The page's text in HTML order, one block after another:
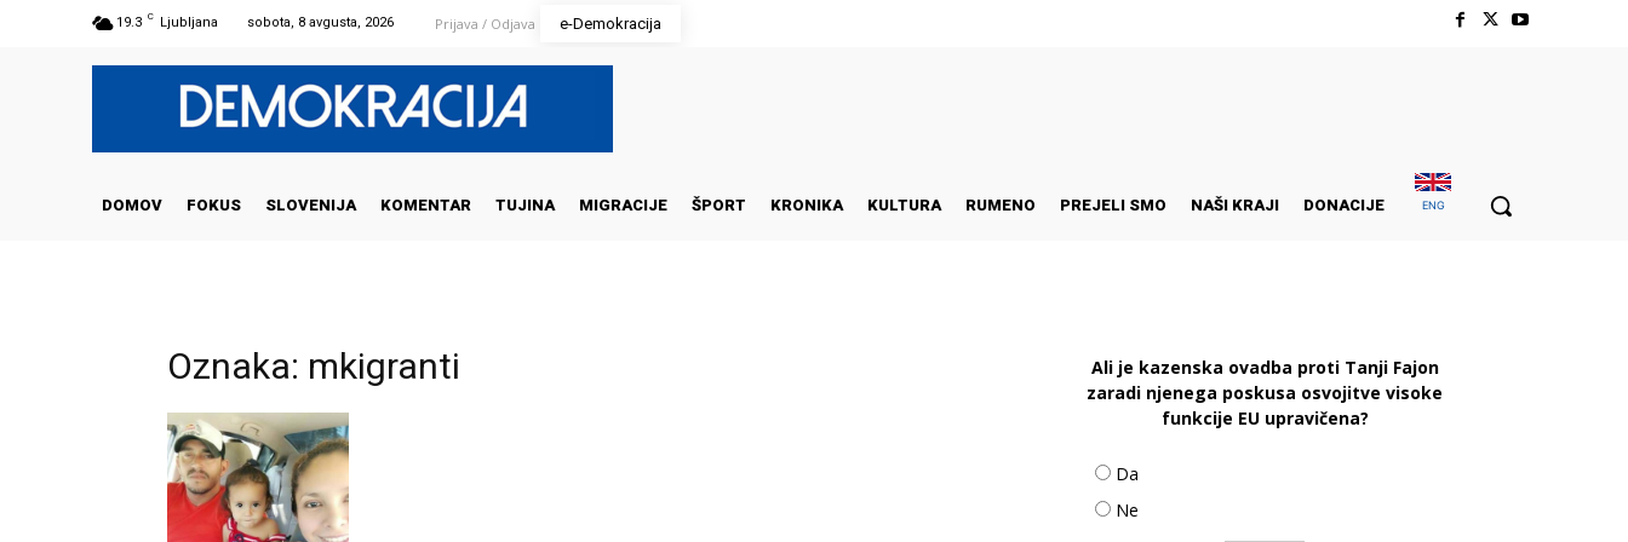
19.3 C Ljubljana sobota, 8 avgusta, 2026 Prijava / Odjava e-Demokracija
DOMOV FOKUS SLOVENIJA KOMENTAR TUJINA MIGRACIJE ŠPORT KRONIKA KULTURA RUMENO PREJELI SMO NAŠI KRAJI DONACIJE ENG
Oznaka: mkigranti
Ali je kazenska ovadba proti Tanji Fajon
zaradi njenega poskusa osvojitve visoke
funkcije EU upravičena?
Da
Ne